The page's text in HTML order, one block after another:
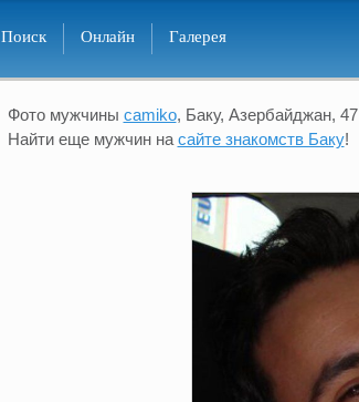
Поиск Онлайн Галерея
Фото мужчины camiko, Баку, Азербайджан, 47
Найти еще мужчин на сайте знакомств Баку!